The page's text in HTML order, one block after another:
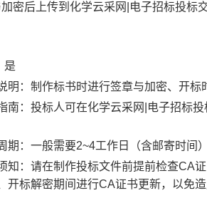
密后上传到化学云采网|电子招标投标
是
明：制作标书时进行签章与加密、开
南：投标人可在化学云采网|电子招标
期：一般需要2~4工作日（含邮寄时
知：请在制作投标文件前提前检查CA
开标解密期间进行CA证书更新，以免